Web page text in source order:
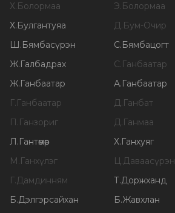
Х.Болормаа Э.Болормаа
Х.Булгантуяа Д.Бум-Очир
Ш.Бямбасүрэн С.Бямбацогт
Ж.Галбадрах С.Ганбаатар
Ж.Ганбаатар А.Ганбаатар
Г.Ганбаатар Д.Ганбат
П.Ганзориг Д.Ганмаа
Л.Гантөмөр Х.Ганхуяг
М.Ганхүлэг Ц.Даваасүрэн
Г.Дамдинням Т.Доржханд
Б.Дэлгэрсайхан Б.Жавхлан